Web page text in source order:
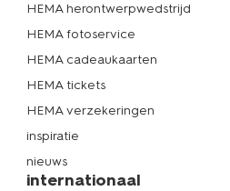
HEMA herontwerpwedstrijd
HEMA fotoservice
HEMA cadeaukaarten
HEMA tickets
HEMA verzekeringen
inspiratie
nieuws
internationaal